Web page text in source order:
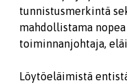
tunnistusmerkintä
mahdollistama
toiminnanjohtaja,
Löytöeläimistä